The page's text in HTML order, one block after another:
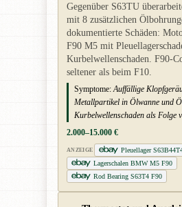
Gegenüber S63TU
mit 8 zusätzlichen
dokumentierte Schäden:
F90 M5 mit
Kurbelwellenschaden. F90-
seltener als beim F10.
Symptome: Auffällige
Metallpartikel in Ölwanne und
Kurbelwellenschaden als Folge
2.000–15.000 €
ANZEIGE
Pleuellager
Lagerschalen BMW M5 F90
Rod Bearing S63T4 F90